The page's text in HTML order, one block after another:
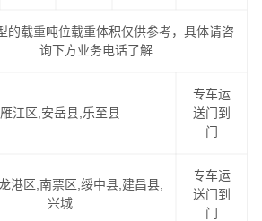
辆运输，各种车型具备配送。
同样速度比服务。做精品运输，创一
，欢迎来电咨询资阳至葫芦岛专线，
全力以赴！
的载重吨位载重体积仅供参考，具体请咨
询下方业务电话了解
雁江区,安岳县,乐至县
专车运
送门到
门
港区,南票区,绥中县,建昌县,
兴城
专车运
送门到
门